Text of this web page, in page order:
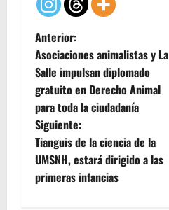
N
a
v
e
g
a
Anterior:
Asociaciones animalistas y La
Salle impulsan diplomado
gratuito en Derecho Animal
para toda la ciudadanía
Siguiente:
Tianguis de la ciencia de la
UMSNH, estará dirigido a las
primeras infancias